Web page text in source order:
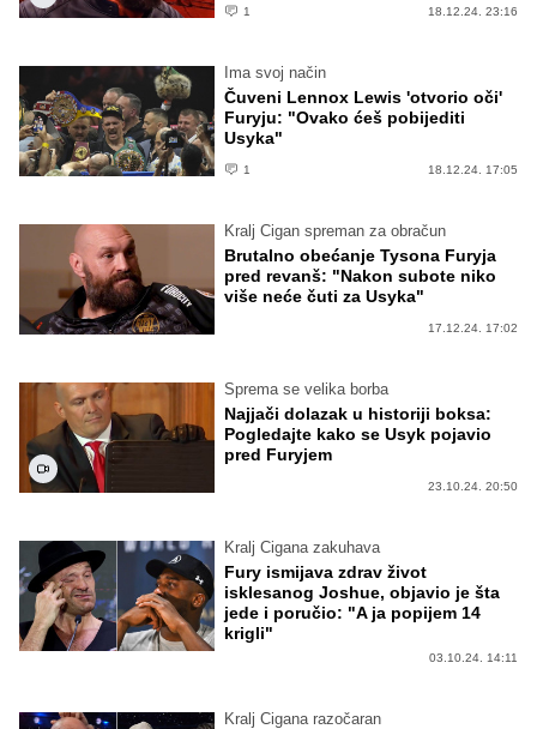
1 18.12.24. 23:16
Ima svoj način
Čuveni Lennox Lewis 'otvorio oči'
Furyju: "Ovako ćeš pobijediti
Usyka"
1 18.12.24. 17:05
Kralj Cigan spreman za obračun
Brutalno obećanje Tysona Furyja
pred revanš: "Nakon subote niko
više neće čuti za Usyka"
17.12.24. 17:02
Sprema se velika borba
Najjači dolazak u historiji boksa:
Pogledajte kako se Usyk pojavio
pred Furyjem
23.10.24. 20:50
Kralj Cigana zakuhava
Fury ismijava zdrav život
isklesanog Joshue, objavio je šta
jede i poručio: "A ja popijem 14
krigli"
03.10.24. 14:11
Kralj Cigana razočaran